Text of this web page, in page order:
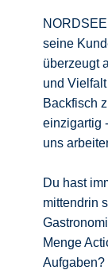
seine
überzeugt
und
Backfisch
einzigartig
uns
Du hast
mittendrin
Menge
Aufgaben?